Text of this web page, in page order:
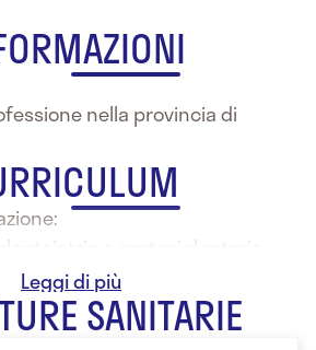
nella provincia di
e protesi dentaria
Università di Napoli
SANITARIE